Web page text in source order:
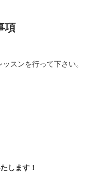
項
スンを行って下さい。
します！